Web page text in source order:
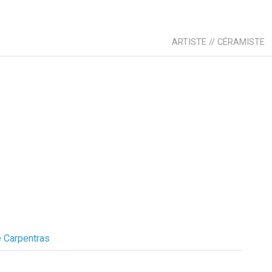
ARTISTE // CÉRAMISTE